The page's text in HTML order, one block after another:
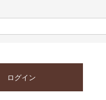
ログイン